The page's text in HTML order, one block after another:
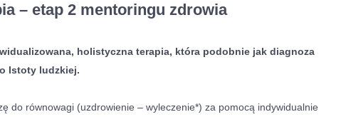
– etap 2 mentoringu zdrowia
holistyczna terapia, która podobnie jak diagnoza
Istoty ludzkiej.
do równowagi (uzdrowienie – wyleczenie*) za pomocą indywidualnie